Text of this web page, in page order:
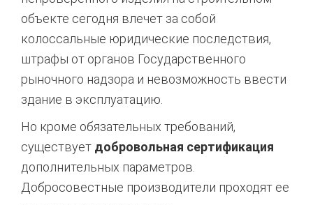
объекте сегодня влечет за собой
колоссальные юридические последствия,
штрафы от органов Государственного
рыночного надзора и невозможность ввести
здание в эксплуатацию.
Но кроме обязательных требований,
существует добровольная сертификация
дополнительных параметров.
Добросовестные производители проходят ее